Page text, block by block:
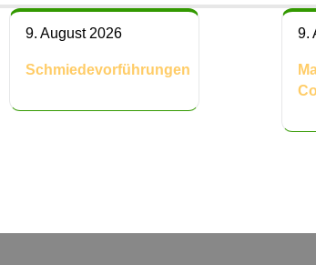
9. August 2026
Schmiedevorführungen
9.